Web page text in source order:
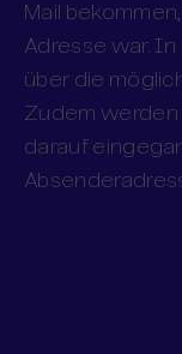
Mail
Adresse war.
über die
Zudem werden
darauf